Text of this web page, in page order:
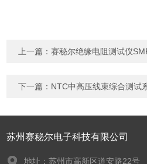
上一篇：赛秘尔绝缘电阻测试仪
下一篇： NTC中高压线束综合测试
苏州赛秘尔电子科技有限公司
地址：苏州市高新区道安路22号